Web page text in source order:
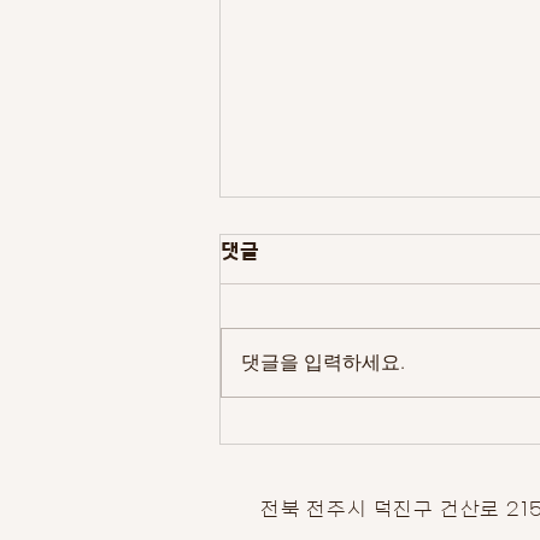
새가족 변인욱 고상순
댓글
댓글을 입력하세요.
전북 전주시 덕진구 건산로 215